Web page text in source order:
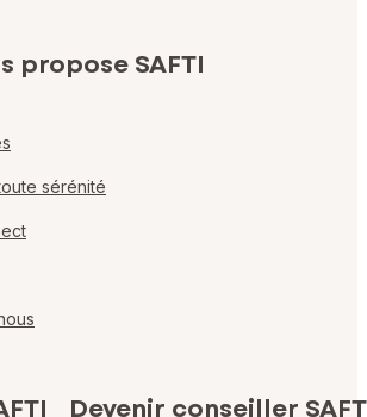
propose SAFTI
sérénité
Devenir conseiller